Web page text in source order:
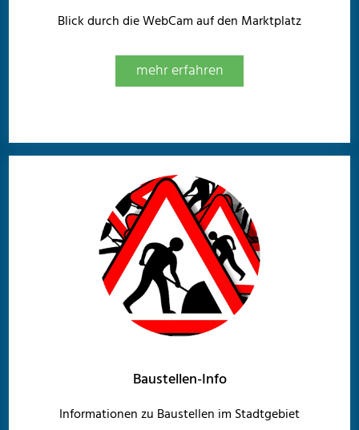
Blick durch die WebCam auf den Marktplatz
mehr erfahren
Baustellen-Info
Informationen zu Baustellen im Stadtgebiet